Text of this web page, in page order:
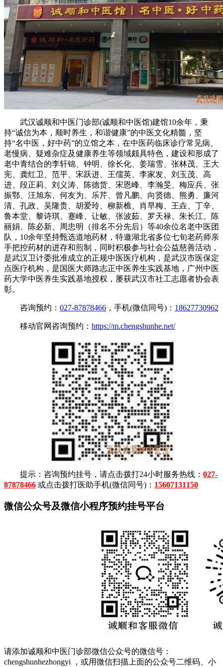
武汉诚顺和中医门诊部(诚顺和中医馆)建馆10余年，秉
持“诚信为本，顺时养生，和谐健康”的中医文化精髓，坚
持“名中医，好中药”的立馆之本，在中医药临床诊疗常见病、
老慢病、疑难杂症及健康养生等领域颇具特色，建设和形成了
老中青结合的李轩锦、钟明、徐长化、姜瑞雪、张林茂、王大
宪、龚红卫、范平、宋跃进、王儒英、李家发、刘玉茂、高
进、段正莉、刘义涛、陈德货、宋恩峰、李瀚旻、梅应兵、张
振鄂、汪旭东、何友为、乐芹、曾凡鹏、向贤德、熊勇、廉河
清、孔政、吴隆贵、胡爱玲、柳新樵、肖早梅、王垚、丁辛、
鲁本堂、黎诗琪、蹇峰、让敏、张波茹、罗天禄、朱长江、陈
丽娟、陈必新、周忠明（排名不分先后）等40余位名老中医团
队，10余年坚持甄选道地药材，特邀湖北省多位七旬老药师亲
手把控药材的进存和煎制，同时积极参与社会公益慈善活动，
是武汉卫计委批准成立的正规中医医疗机构，是武汉市医保定
点医疗机构，是国医大师路志正中医养生实践基地，广州中医
药大学中医养生实践基地授权，屡获武汉市社工志愿者协会表
彰。
咨询预约： 027-87878466 ，手机(微信同号)： 18627730962
移动官网咨询预约： https://m.chengshunhe.net/
提示：咨询预约挂号，请点击拨打24小时服务热线： 027-
87878466 或点击拨打医助手机(微信同号)： 15607131150
微信公众号及微信小程序预约挂号平台
请添加诚顺和中医门诊部微信公众号的微信号：
chengshunhezhongyi ，或用微信扫描上面的公众号二维码、小